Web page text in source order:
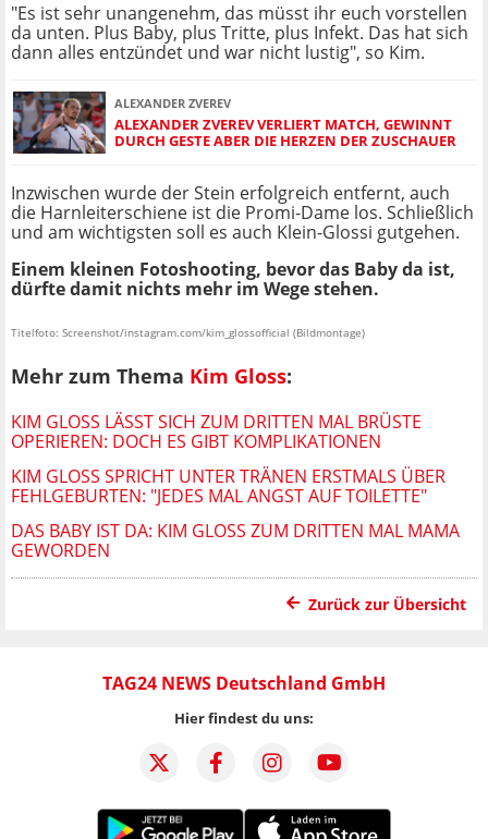
"Es ist sehr unangenehm, das müsst ihr euch vorstellen
da unten. Plus Baby, plus Tritte, plus Infekt. Das hat sich
dann alles entzündet und war nicht lustig", so Kim.
ALEXANDER ZVEREV
ALEXANDER ZVEREV VERLIERT MATCH, GEWINNT
DURCH GESTE ABER DIE HERZEN DER ZUSCHAUER
Inzwischen wurde der Stein erfolgreich entfernt, auch
die Harnleiterschiene ist die Promi-Dame los. Schließlich
und am wichtigsten soll es auch Klein-Glossi gutgehen.
Einem kleinen Fotoshooting, bevor das Baby da ist,
dürfte damit nichts mehr im Wege stehen.
Titelfoto: Screenshot/instagram.com/kim_glossofficial (Bildmontage)
Mehr zum Thema Kim Gloss:
KIM GLOSS LÄSST SICH ZUM DRITTEN MAL BRÜSTE
OPERIEREN: DOCH ES GIBT KOMPLIKATIONEN
KIM GLOSS SPRICHT UNTER TRÄNEN ERSTMALS ÜBER
FEHLGEBURTEN: "JEDES MAL ANGST AUF TOILETTE"
DAS BABY IST DA: KIM GLOSS ZUM DRITTEN MAL MAMA
GEWORDEN
Zurück zur Übersicht
TAG24 NEWS Deutschland GmbH
Hier findest du uns: